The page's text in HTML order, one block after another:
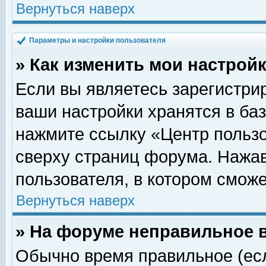
Вернуться наверх
Параметры и настройки пользователя
» Как изменить мои
Если вы являетесь
ваши настройки хранятся в
нажмите ссылку «Центр
сверху страниц форума.
пользователя, в котором
Вернуться наверх
» На форуме неправильное
Обычно время правильное